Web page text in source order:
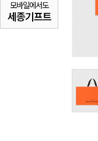
모바일에서도
세종기프트